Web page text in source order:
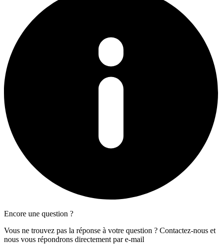
Encore une question ?
Vous ne trouvez pas la réponse à votre question ? Contactez-nous et
nous vous répondrons directement par e-mail